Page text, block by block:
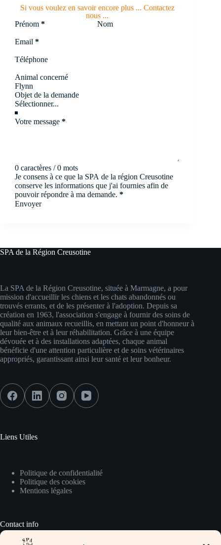
Si vous voulez en savoir encore plus ... Contactez
nous ...
Section
Prénom * Nom
Email *
Téléphone
Animal concerné
Objet de la demande
Votre message *
0 caractères / 0 mots
Je consens à ce que la SPA de la région Creusotine
conserve les informations que j'ai fournies afin de
pouvoir répondre à ma demande. *
Envoyer
SPA de la Région Creusotine
La SPA de la Région Creusotine, située à Marmagne, a pour
mission d'accueillir les chiens et les chats abandonnés ou
trouvés errants, et de les présenter à l'adoption. Depuis sa
création en 1963, l'association s'engage à fournir des soins de
qualité aux animaux recueillis, en mettant un point d'honneur à
leur bien-être et à leur réhabilitation. Grâce à une équipe
dévouée et à des installations adaptées, chaque animal
bénéficie d'une attention particulière et de soins vétérinaires
appropriés, garantissant ainsi leur santé et leur bonheur.
Liens Utiles
Politique de confidentialité
Politique des cookies
Mentions légales
Contact info